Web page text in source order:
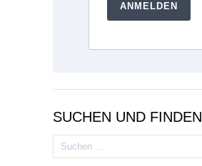
ANMELDEN
SUCHEN UND FINDEN
Suchen
nach: